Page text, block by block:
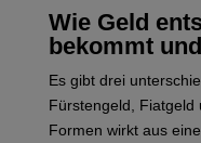
Wie Geld
bekommt
Es gibt drei
Fürstengeld,
Formen wirkt aus